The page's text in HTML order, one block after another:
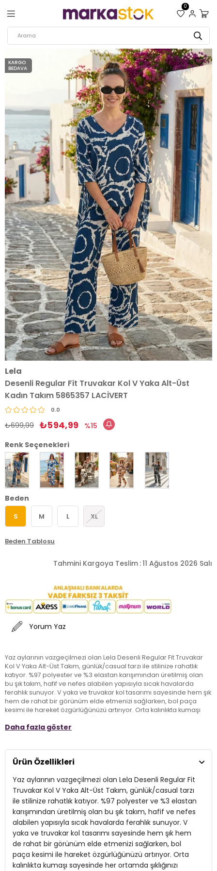
0
KARGO
BEDAVA
Lela
Desenli Regular Fit Truvakar Kol V Yaka Alt-Üst
Kadın Takım 5865357 LACİVERT
0.0
₺699,99 ₺594,99
15
Renk Seçenekleri
Beden
S M L XL
Beden Tablosu
Tahmini Kargoya Teslim :11 Ağustos 2026 Salı
Yorum Yaz
Yaz aylarının vazgeçilmezi olan Lela Desenli Regular Fit Truvakar
Kol V Yaka Alt-Üst Takım, günlük/casual tarzı ile stilinize rahatlık
katıyor. %97 polyester ve %3 elastan karışımından üretilmiş olan
bu şık takım, hafif ve nefes alabilen yapısıyla sıcak havalarda
ferahlık sunuyor. V yaka ve truvakar kol tasarımı sayesinde hem şık
hem de rahat bir görünüm elde etmenizi sağlarken, bol paça
kesimi ile hareket özgürlüğünüzü artırıyor. Orta kalınlıkta kumaşı
sayesinde her ortamda şıklığınızı koruyabilir, deseni ile de yaz
enerjisini yansıtabilirsiniz. Regular fit kalıbı ile farklı vücut tiplerine
Giyim Tarzı:Günlük/Casual
Desen:Desenli
Mevsim:Yazlık
Materyal:%97 Polyester %3 Elastan
Yaka Tipi:V Yaka
Daha fazla göster
Ürün Özellikleri
Yaz aylarının vazgeçilmezi olan Lela Desenli Regular Fit
Truvakar Kol V Yaka Alt-Üst Takım, günlük/casual tarzı
ile stilinize rahatlık katıyor. %97 polyester ve %3 elastan
karışımından üretilmiş olan bu şık takım, hafif ve nefes
alabilen yapısıyla sıcak havalarda ferahlık sunuyor. V
yaka ve truvakar kol tasarımı sayesinde hem şık hem
de rahat bir görünüm elde etmenizi sağlarken, bol
paça kesimi ile hareket özgürlüğünüzü artırıyor. Orta
kalınlıkta kumaşı sayesinde her ortamda şıklığınızı